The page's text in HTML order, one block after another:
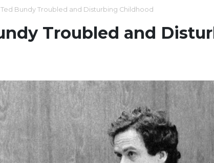
Ted Bundy Troubled and Disturbing Childhood
Troubled and